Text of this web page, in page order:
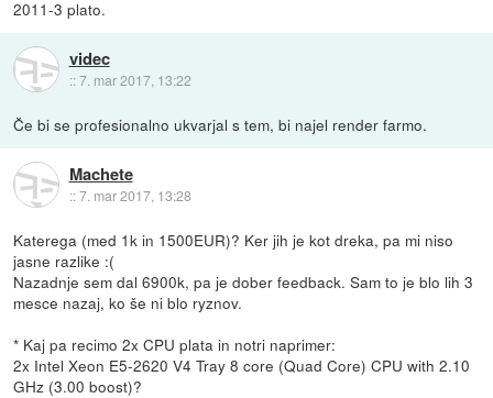
2011-3 plato.
videc
::7. mar 2017, 13:22
Če bi se profesionalno ukvarjal s tem, bi najel render farmo.
Machete
::7. mar 2017, 13:28
Katerega (med 1k in 1500EUR)? Ker jih je kot dreka, pa mi niso
jasne razlike :(
Nazadnje sem dal 6900k, pa je dober feedback. Sam to je blo lih 3
mesce nazaj, ko še ni blo ryznov.
* Kaj pa recimo 2x CPU plata in notri naprimer:
2x Intel Xeon E5-2620 V4 Tray 8 core (Quad Core) CPU with 2.10
GHz (3.00 boost)?